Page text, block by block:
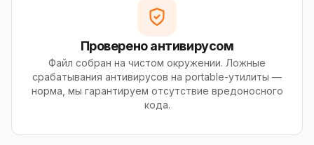
Проверено антивирусом
Файл собран на чистом окружении. Ложные
срабатывания антивирусов на portable-утилиты —
норма, мы гарантируем отсутствие вредоносного
кода.